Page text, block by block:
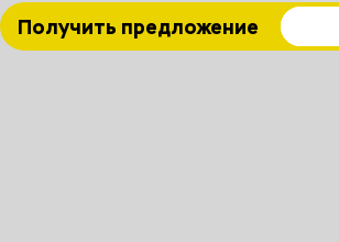
Получить предложение